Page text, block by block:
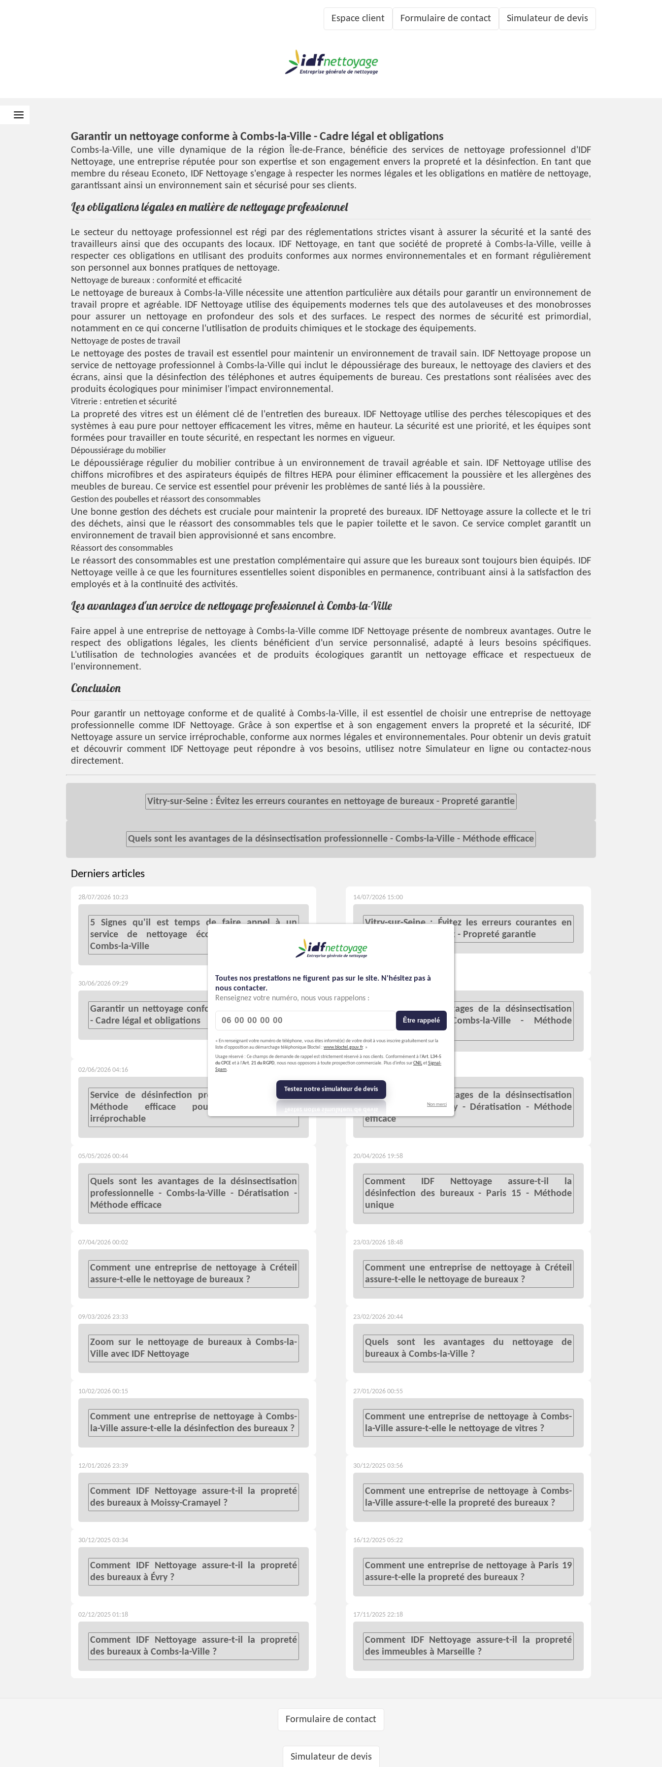
Espace client Formulaire de contact Simulateur de devis
Toutes nos prestations ne figurent pas sur le site. N'hésitez pas à
nous contacter.
Renseignez votre numéro, nous vous rappelons :
Être rappelé
« En renseignant votre numéro de téléphone, vous êtes informé(e) de votre droit à vous inscrire gratuitement sur la
liste d'opposition au démarchage téléphonique Bloctel : www.bloctel.gouv.fr. »
Usage réservé : Ce champs de demande de rappel est strictement réservé à nos clients. Conformément à l'Art. L34-5
du CPCEet à l'Art. 21 du RGPD, nous nous opposons à toute prospection commerciale. Plus d'infos surCNILetSignal-
Spam.
Testez notre simulateur de devis
Non merci
Garantir un nettoyage conforme à Combs-la-Ville - Cadre légal et obligations
Combs-la-Ville, une ville dynamique de la région Île-de-France, bénéficie des services de nettoyage professionnel d'IDF
Nettoyage, une entreprise réputée pour son expertise et son engagement envers la propreté et la désinfection. En tant que
membre du réseau Econeto, IDF Nettoyage s'engage à respecter les normes légales et les obligations en matière de nettoyage,
garantissant ainsi un environnement sain et sécurisé pour ses clients.
Les obligations légales en matière de nettoyage professionnel
Le secteur du nettoyage professionnel est régi par des réglementations strictes visant à assurer la sécurité et la santé des
travailleurs ainsi que des occupants des locaux. IDF Nettoyage, en tant que société de propreté à Combs-la-Ville, veille à
respecter ces obligations en utilisant des produits conformes aux normes environnementales et en formant régulièrement
son personnel aux bonnes pratiques de nettoyage.
Nettoyage de bureaux : conformité et efficacité
Le nettoyage de bureaux à Combs-la-Ville nécessite une attention particulière aux détails pour garantir un environnement de
travail propre et agréable. IDF Nettoyage utilise des équipements modernes tels que des autolaveuses et des monobrosses
pour assurer un nettoyage en profondeur des sols et des surfaces. Le respect des normes de sécurité est primordial,
notamment en ce qui concerne l'utilisation de produits chimiques et le stockage des équipements.
Nettoyage de postes de travail
Le nettoyage des postes de travail est essentiel pour maintenir un environnement de travail sain. IDF Nettoyage propose un
service de nettoyage professionnel à Combs-la-Ville qui inclut le dépoussiérage des bureaux, le nettoyage des claviers et des
écrans, ainsi que la désinfection des téléphones et autres équipements de bureau. Ces prestations sont réalisées avec des
produits écologiques pour minimiser l'impact environnemental.
Vitrerie : entretien et sécurité
La propreté des vitres est un élément clé de l'entretien des bureaux. IDF Nettoyage utilise des perches télescopiques et des
systèmes à eau pure pour nettoyer efficacement les vitres, même en hauteur. La sécurité est une priorité, et les équipes sont
formées pour travailler en toute sécurité, en respectant les normes en vigueur.
Dépoussiérage du mobilier
Le dépoussiérage régulier du mobilier contribue à un environnement de travail agréable et sain. IDF Nettoyage utilise des
chiffons microfibres et des aspirateurs équipés de filtres HEPA pour éliminer efficacement la poussière et les allergènes des
meubles de bureau. Ce service est essentiel pour prévenir les problèmes de santé liés à la poussière.
Gestion des poubelles et réassort des consommables
Une bonne gestion des déchets est cruciale pour maintenir la propreté des bureaux. IDF Nettoyage assure la collecte et le tri
des déchets, ainsi que le réassort des consommables tels que le papier toilette et le savon. Ce service complet garantit un
environnement de travail bien approvisionné et sans encombre.
Réassort des consommables
Le réassort des consommables est une prestation complémentaire qui assure que les bureaux sont toujours bien équipés. IDF
Nettoyage veille à ce que les fournitures essentielles soient disponibles en permanence, contribuant ainsi à la satisfaction des
employés et à la continuité des activités.
Les avantages d'un service de nettoyage professionnel à Combs-la-Ville
Faire appel à une entreprise de nettoyage à Combs-la-Ville comme IDF Nettoyage présente de nombreux avantages. Outre le
respect des obligations légales, les clients bénéficient d'un service personnalisé, adapté à leurs besoins spécifiques.
L'utilisation de technologies avancées et de produits écologiques garantit un nettoyage efficace et respectueux de
l'environnement.
Conclusion
Pour garantir un nettoyage conforme et de qualité à Combs-la-Ville, il est essentiel de choisir une entreprise de nettoyage
professionnelle comme IDF Nettoyage. Grâce à son expertise et à son engagement envers la propreté et la sécurité, IDF
Nettoyage assure un service irréprochable, conforme aux normes légales et environnementales. Pour obtenir un devis gratuit
et découvrir comment IDF Nettoyage peut répondre à vos besoins, utilisez notre Simulateuren ligne ou contactez-nous
directement.
Vitry-sur-Seine : Évitez les erreurs courantes en nettoyage de bureaux - Propreté garantie
Quels sont les avantages de la désinsectisation professionnelle - Combs-la-Ville - Méthode efficace
Derniers articles
28/07/2026 10:23
5 Signes qu'il est temps de faire appel à un
service de nettoyage écologique proche de
Combs-la-Ville
14/07/2026 15:00
Vitry-sur-Seine : Évitez les erreurs courantes en
nettoyage de bureaux - Propreté garantie
30/06/2026 09:29
Garantir un nettoyage conforme à Combs-la-Ville
- Cadre légal et obligations
Quels sont les avantages de la désinsectisation
professionnelle - Combs-la-Ville - Méthode
efficace
02/06/2026 04:16
Service de désinfection professionnel à Évry :
Méthode efficace pour une propreté
irréprochable
Quels sont les avantages de la désinsectisation
professionnelle - Évry - Dératisation - Méthode
efficace
05/05/2026 00:44
Quels sont les avantages de la désinsectisation
professionnelle - Combs-la-Ville - Dératisation -
Méthode efficace
20/04/2026 19:58
Comment IDF Nettoyage assure-t-il la
désinfection des bureaux - Paris 15 - Méthode
unique
07/04/2026 00:02
Comment une entreprise de nettoyage à Créteil
assure-t-elle le nettoyage de bureaux ?
23/03/2026 18:48
Comment une entreprise de nettoyage à Créteil
assure-t-elle le nettoyage de bureaux ?
09/03/2026 23:33
Zoom sur le nettoyage de bureaux à Combs-la-
Ville avec IDF Nettoyage
23/02/2026 20:44
Quels sont les avantages du nettoyage de
bureaux à Combs-la-Ville ?
10/02/2026 00:15
Comment une entreprise de nettoyage à Combs-
la-Ville assure-t-elle la désinfection des bureaux ?
27/01/2026 00:55
Comment une entreprise de nettoyage à Combs-
la-Ville assure-t-elle le nettoyage de vitres ?
12/01/2026 23:39
Comment IDF Nettoyage assure-t-il la propreté
des bureaux à Moissy-Cramayel ?
30/12/2025 03:56
Comment une entreprise de nettoyage à Combs-
la-Ville assure-t-elle la propreté des bureaux ?
30/12/2025 03:34
Comment IDF Nettoyage assure-t-il la propreté
des bureaux à Évry ?
16/12/2025 05:22
Comment une entreprise de nettoyage à Paris 19
assure-t-elle la propreté des bureaux ?
02/12/2025 01:18
Comment IDF Nettoyage assure-t-il la propreté
des bureaux à Combs-la-Ville ?
17/11/2025 22:18
Comment IDF Nettoyage assure-t-il la propreté
des immeubles à Marseille ?
Formulaire de contact
Simulateur de devis